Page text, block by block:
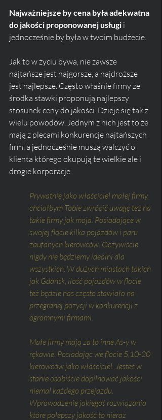
Najważniejsze by cena była adekwatna
do jakości proponowanej usługi i
jednocześnie by była w twoim budżecie.
Jak to w życiu bywa, nie zawsze
najtańsze jest najgorsze, a najdroższe
jest najlepsze. Często właśnie firmy ze
środka stawki proponują najlepszy
stosunek ceny do jakości. Dzieje się tak z
wielu powodów. Jednym z nich jest to że
mają z plecami konkurencje najtańszych
firm, a jednocześnie muszą walczyć o
klienta którego okupują te wielkie ale i
drogie korporacje.
Prywatnie jako właściciel małej firmy,
chciałbym Tobie zwrócić uwagę też na
takie firmy jak moja. Posiadające w
swojej flocie kilka pojazdów i paru
zaufanych kierowców. Oczywiście
nigdy nie będziemy idealni dla
wszystkich. W dużych miastach takich
jak Gdańsk, ilość pojazdów w flocie
też będzie nas często stawiało na
przegranej pozycji w konkurencji z
ogromnymi firmami.
Małe firmy mają za to inne As-y w
rękawie. Posiadając we flocie 5,10-20
kierowców jako właściciel, Jesteś w
stanie osobiście dopilnować jakości
niemal każdego przejazdu.
Wprowadzenie jakiegoś rozwiązania
które polepszy jakość to nieraz